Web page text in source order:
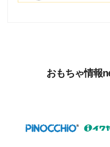
おもちゃ情報